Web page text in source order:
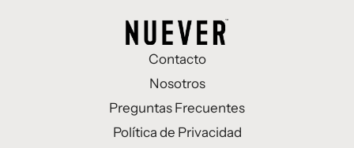
Contacto
Nosotros
Preguntas Frecuentes
Política de Privacidad